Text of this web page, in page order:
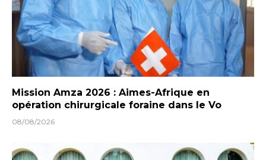
Mission Amza 2026 : Aimes-Afrique en
opération chirurgicale foraine dans le Vo
08/08/2026